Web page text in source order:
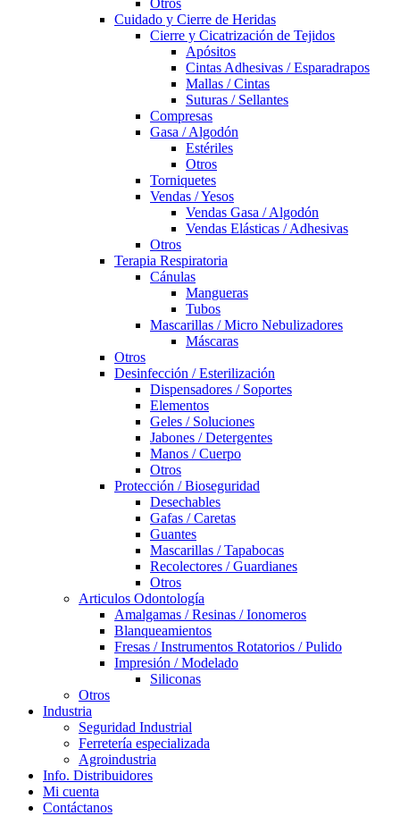
Otros
Cuidado y Cierre de Heridas
Cierre y Cicatrización de Tejidos
Apósitos
Cintas Adhesivas / Esparadrapos
Mallas / Cintas
Suturas / Sellantes
Compresas
Gasa / Algodón
Estériles
Otros
Torniquetes
Vendas / Yesos
Vendas Gasa / Algodón
Vendas Elásticas / Adhesivas
Otros
Terapia Respiratoria
Cánulas
Mangueras
Tubos
Mascarillas / Micro Nebulizadores
Máscaras
Otros
Desinfección / Esterilización
Dispensadores / Soportes
Elementos
Geles / Soluciones
Jabones / Detergentes
Manos / Cuerpo
Otros
Protección / Bioseguridad
Desechables
Gafas / Caretas
Guantes
Mascarillas / Tapabocas
Recolectores / Guardianes
Otros
Articulos Odontología
Amalgamas / Resinas / Ionomeros
Blanqueamientos
Fresas / Instrumentos Rotatorios / Pulido
Impresión / Modelado
Siliconas
Otros
Industria
Seguridad Industrial
Ferretería especializada
Agroindustria
Info. Distribuidores
Mi cuenta
Contáctanos